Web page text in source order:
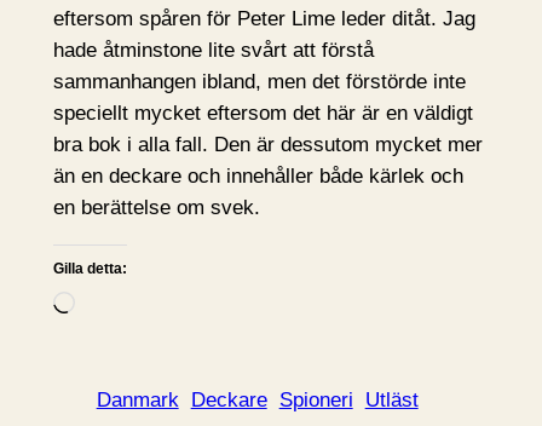
eftersom spåren för Peter Lime leder ditåt. Jag
hade åtminstone lite svårt att förstå
sammanhangen ibland, men det förstörde inte
speciellt mycket eftersom det här är en väldigt
bra bok i alla fall. Den är dessutom mycket mer
än en deckare och innehåller både kärlek och
en berättelse om svek.
Gilla detta:
L
Danmark Deckare Spioneri Utläst